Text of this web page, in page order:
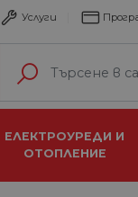
Услуги
ЕЛЕКТРОУРЕДИ И
ОТОПЛЕНИЕ